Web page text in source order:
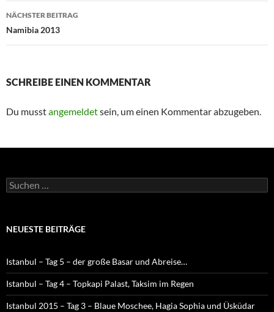
Beitragsnavigation
NÄCHSTER BEITRAG
Namibia 2013
SCHREIBE EINEN KOMMENTAR
Du musstangemeldetsein, um einen Kommentar abzugeben.
Suche
nach:
NEUESTE BEITRÄGE
Istanbul – Tag 5 – der große Basar und Abreise…
Istanbul – Tag 4 – Topkapi Palast, Taksim im Regen
Istanbul 2015 – Tag 3 – Blaue Moschee, Hagia Sophia und Üsküdar